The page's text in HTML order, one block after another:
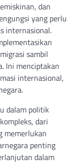
dan
yang perlu
internasional.
sambil
Ini menciptakan
internasional,
dalam politik
dari
memerlukan
penting
dalam